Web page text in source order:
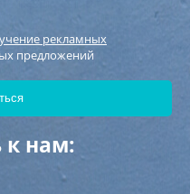
рекламных
предложений
к нам: